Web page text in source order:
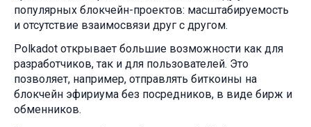
популярных блокчейн-проектов: масштабируемость
и отсутствие взаимосвязи друг с другом.
Polkadot открывает большие возможности как для
разработчиков, так и для пользователей. Это
позволяет, например, отправлять биткоины на
блокчейн эфириума без посредников, в виде бирж и
обменников.